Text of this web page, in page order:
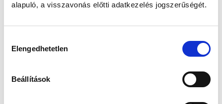
alapuló, a visszavonás előtti adatkezelés jogszerűségét.
kiválasztása
Elengedhetetlen
Beállítások
tovább növelhetik, ugyanis az Egészségsétákon, az
részvételükkel, illetve az online közvetítésekre adott
pontonként 300 forinttal növelik az adományalapot. Így a
pontok a nap végén értékes forintokká válnak, amit
fordítanak a résztvevő egészségügyi intézmények.